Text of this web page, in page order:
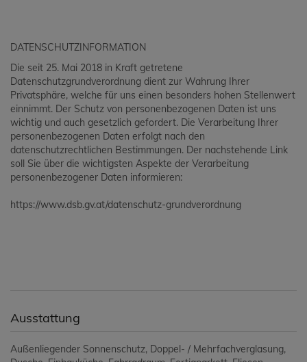
DATENSCHUTZINFORMATION
Die seit 25. Mai 2018 in Kraft getretene
Datenschutzgrundverordnung dient zur Wahrung Ihrer
Privatsphäre, welche für uns einen besonders hohen Stellenwert
einnimmt. Der Schutz von personenbezogenen Daten ist uns
wichtig und auch gesetzlich gefordert. Die Verarbeitung Ihrer
personenbezogenen Daten erfolgt nach den
datenschutzrechtlichen Bestimmungen. Der nachstehende Link
soll Sie über die wichtigsten Aspekte der Verarbeitung
personenbezogener Daten informieren:
https://www.dsb.gv.at/datenschutz-grundverordnung
Ausstattung
Außenliegender Sonnenschutz Doppel- / Mehrfachverglasung